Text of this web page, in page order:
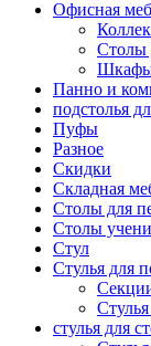
Офисная
Столы
Панно и
подстолья
Пуфы
Разное
Скидки
Складная
Столы для
Столы
Стул
Стулья для
стулья для